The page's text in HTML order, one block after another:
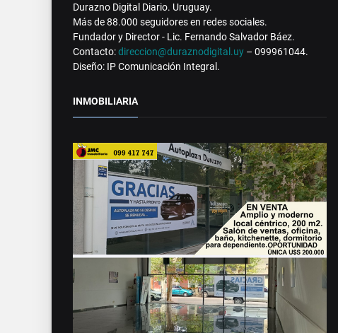
Durazno Digital Diario. Uruguay.
Más de 88.000 seguidores en redes sociales.
Fundador y Director - Lic. Fernando Salvador Báez.
Contacto:direccion@duraznodigital.uy – 099961044.
Diseño: IP Comunicación Integral.
INMOBILIARIA